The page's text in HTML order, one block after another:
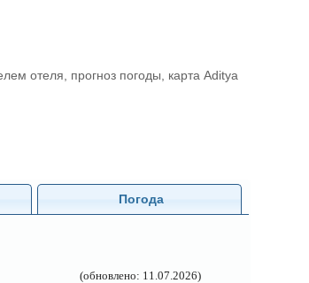
отеля, прогноз погоды, карта Aditya
Погода
(обновлено: 11.07.2026)